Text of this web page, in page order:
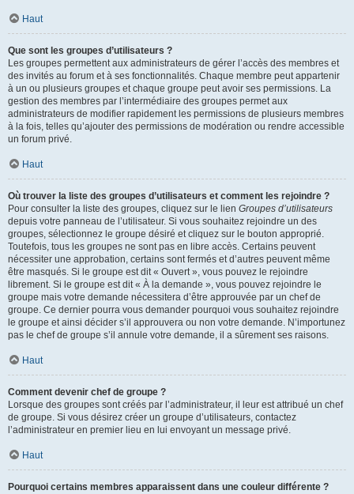
Haut
Que sont les groupes d’utilisateurs ?
Les groupes permettent aux administrateurs de gérer l’accès des membres et
des invités au forum et à ses fonctionnalités. Chaque membre peut appartenir
à un ou plusieurs groupes et chaque groupe peut avoir ses permissions. La
gestion des membres par l’intermédiaire des groupes permet aux
administrateurs de modifier rapidement les permissions de plusieurs membres
à la fois, telles qu’ajouter des permissions de modération ou rendre accessible
un forum privé.
Haut
Où trouver la liste des groupes d’utilisateurs et comment les rejoindre ?
Pour consulter la liste des groupes, cliquez sur le lien Groupes d’utilisateurs
depuis votre panneau de l’utilisateur. Si vous souhaitez rejoindre un des
groupes, sélectionnez le groupe désiré et cliquez sur le bouton approprié.
Toutefois, tous les groupes ne sont pas en libre accès. Certains peuvent
nécessiter une approbation, certains sont fermés et d’autres peuvent même
être masqués. Si le groupe est dit « Ouvert », vous pouvez le rejoindre
librement. Si le groupe est dit « À la demande », vous pouvez rejoindre le
groupe mais votre demande nécessitera d’être approuvée par un chef de
groupe. Ce dernier pourra vous demander pourquoi vous souhaitez rejoindre
le groupe et ainsi décider s’il approuvera ou non votre demande. N’importunez
pas le chef de groupe s’il annule votre demande, il a sûrement ses raisons.
Haut
Comment devenir chef de groupe ?
Lorsque des groupes sont créés par l’administrateur, il leur est attribué un chef
de groupe. Si vous désirez créer un groupe d’utilisateurs, contactez
l’administrateur en premier lieu en lui envoyant un message privé.
Haut
Pourquoi certains membres apparaissent dans une couleur différente ?